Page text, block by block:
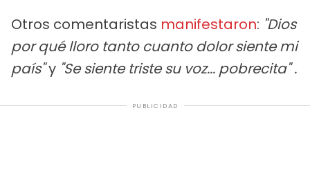
Otros comentaristas manifestaron: "Dios
por qué lloro tanto cuanto dolor siente mi
país"y "Se siente triste su voz... pobrecita" .
PUBLICIDAD